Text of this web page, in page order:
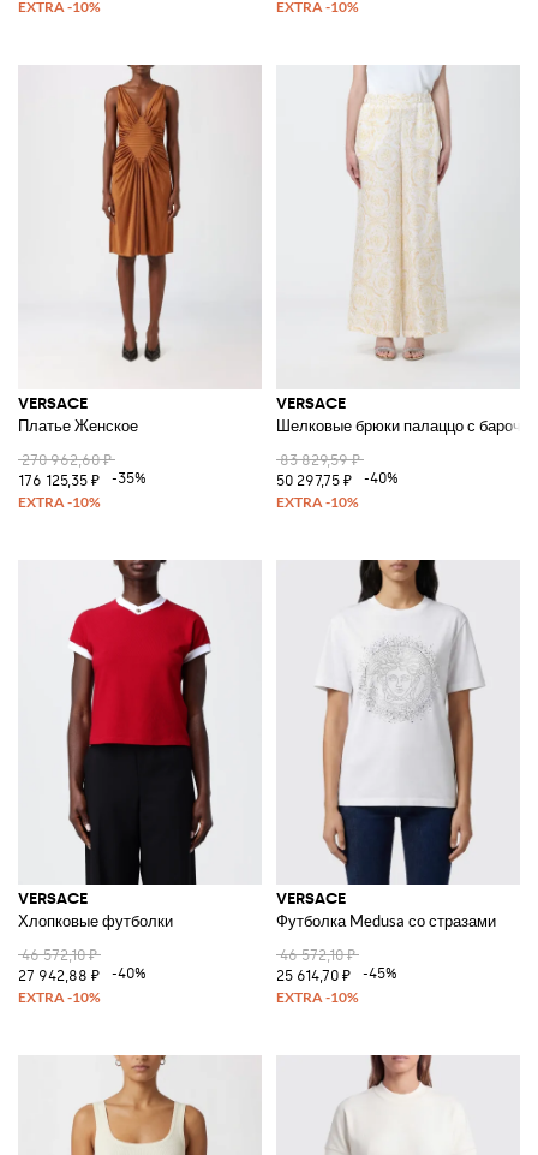
VERSACE
Платье Женское
270 962,60 ₽
176 125,35 ₽
-35%
VERSACE
Шелковые брюки палаццо с
83 829,59 ₽
50 297,75 ₽
-40%
VERSACE
Хлопковые футболки
46 572,10 ₽
27 942,88 ₽
-40%
VERSACE
Футболка Medusa со стразами
46 572,10 ₽
25 614,70 ₽
-45%